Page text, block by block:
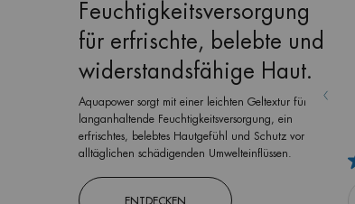
Feuchtigkeitsversorgung
für erfrischte, belebte und
widerstandsfähige Haut.
Aquapower sorgt mit einer leichten Geltextur für
langanhaltende Feuchtigkeitsversorgung, ein
erfrischtes, belebtes Hautgefühl und Schutz vor
alltäglichen schädigenden Umwelteinflüssen.
ENTDECKEN